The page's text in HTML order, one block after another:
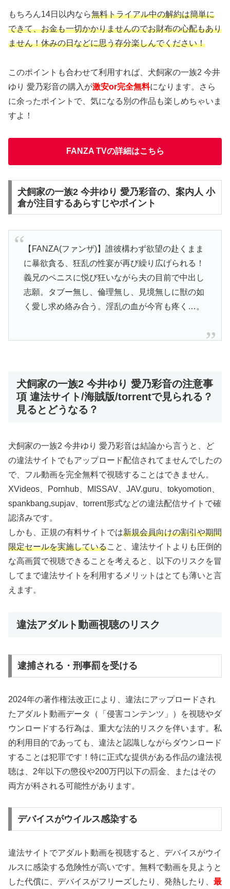
もちろん14日以内なら無料トライアル中の解約は簡単に
できて、お金も一切かかりませんのでお財布の心配もあり
ません！休みの日などに思う存分楽しんでください！
このポイントも合わせて利用すれば、犬飼家の一族2 今井
ゆり 愛乃彩音の購入が激安or完全無料になります。さら
に余ったポイントで、気になる別の作品も楽しめちゃいま
すよ！
FANZA TVの詳細はこちら
犬飼家の一族2 今井ゆり 愛乃彩音の、案内人 小
倉が注目するあらすじやポイント
【FANZA(ファンザ)】誰彼構わず欲望の赴くまま
に暴欲貪る、狂乱の性宴が再び繰り広げられる！
義兄のペニスに悦び狂いながら夫の目前で中出し
志願。タブー無し、倫理無し、見境無しに獣の如
く愛し求め絡み合う。淫乱の血が今宵も疼く…。
犬飼家の一族2 今井ゆり 愛乃彩音の注意事
項 違法サイト/海賊版/torrentで見られる？
見るとどうなる？
犬飼家の一族2 今井ゆり 愛乃彩音は結論から言うと、ど
の違法サイトでもアップロード配信されてませんでしたの
で、フル動画を完全無料で視聴することはできません。
XVideos、Pornhub、MISSAV、JAV.guru、tokyomotion、
spankbang,supjav、torrent形式などの違法配信サイトで確
認済みです。
しかも、正規の有料サイトでは新規会員向けの割引や期間
限定セールを実施していること、違法サイトよりも圧倒的
な高画質で視聴できることを考えると、以下のリスクを冒
してまで違法サイトを利用するメリットはとても薄いと言
えます。
違法アダルト動画視聴のリスク
逮捕される・刑事罰を受ける
2024年の著作権法改正により、違法にアップロードされ
たアダルト動画データ（「侵害コンテンツ」）を視聴やダ
ウンロードする行為は、重大な法的リスクを伴います。私
的利用目的であっても、違法と認識しながらダウンロード
することは犯罪です！特に正式な提供がある作品の違法視
聴は、2年以下の懲役や200万円以下の罰金、またはその
両方が科される可能性があります。
デバイスがウイルス感染する
違法サイトでアダルト動画を視聴すると、デバイスがウイ
ルスに感染する危険性が高いです。無料で動画を見ようと
した代償に、デバイスがフリーズしたり、発熱したり、 最